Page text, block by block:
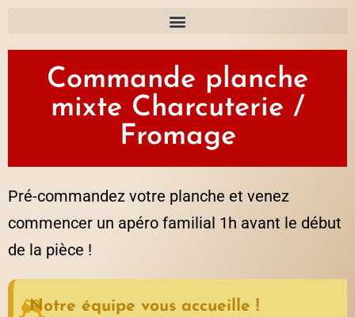
Commande planche
mixte Charcuterie /
Fromage
Pré-commandez votre planche et venez
commencer un apéro familial 1h avant le début
de la pièce !
Notre équipe vous accueille !